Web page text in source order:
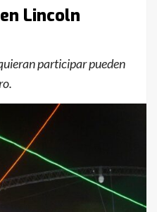
Lincoln
participar pueden